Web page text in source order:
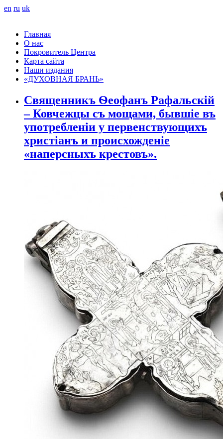
en ru uk
Главная
О нас
Покровитель Центра
Карта сайта
Наши издания
«ДУХОВНАЯ БРАНЬ»
Священникъ Ѳеофанъ Рафальскій
– Ковчежцы съ мощами, бывшіе въ
употребленіи у первенствующихъ
христіанъ и происхожденіе
«наперсныхъ крестовъ».